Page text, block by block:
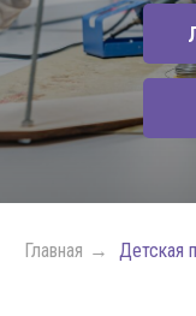
Главная → Детская